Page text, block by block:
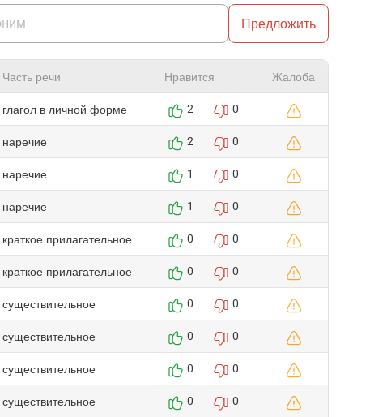
Предложить
Часть речи Нравится Жалоба
глагол в личной форме 2 0
наречие 2 0
наречие 1 0
наречие 1 0
краткое прилагательное 0 0
краткое прилагательное 0 0
существительное 0 0
существительное 0 0
существительное 0 0
существительное 0 0